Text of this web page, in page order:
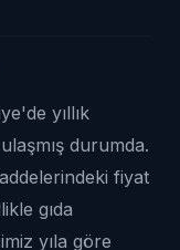
yıllık
durumda.
fiyat
gıda
yıla göre